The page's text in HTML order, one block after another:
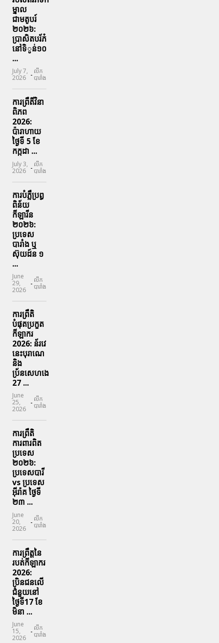
ម្នាល
ជាមតូបរ៍
២០២៦:
ប្រាសិតបរ័ភ៎
នៅទិូន់១០
...
July 7,
2026 - លីក
បារាំង
ការព្រឹតិ៍វិនា
ពិភព
2026:
ប៉ារាហាយ
ថ្ងៃទី 5 ខែ
កក្កដា ...
July 3,
2026 - លីក
បារាំង
ការបំភ្លឺប្រព្ធ​
ពិន័យ​
កីឡារីន​
២០២៦:
ប្រទេស​
បារាំង​ ឬ​
ស៊ុយដ៍ន​ ១
...
June
29,
2026
- លីក
បារាំង
ការព្រឹតិ
បំផុតប្រកួត
កីឡាករ
2026: ន័រវេ
នេះបុរាណេ
និង
ប្រ័នសេហងេ
27 ...
June
25,
2026
- លីក
បារាំង
ការព្រឹតិ
ការពារ​ពិត
ប្រទេស
២០២៦:
ប្រទេសបារី
vs ប្រទេស
អ៊ីរ៉ាគ ថ្ងៃទី​
២៣ ...
June
20,
2026
- លីក
បារាំង
ការព្រឹត្តនៃ
របត់កីឡាករ
2026:
ប្រិនជនលើ
ជំនួយនៅ
ថ្ងៃទី17 ខែ
មិនា ...
June
15,
2026
- លីក
បារាំង